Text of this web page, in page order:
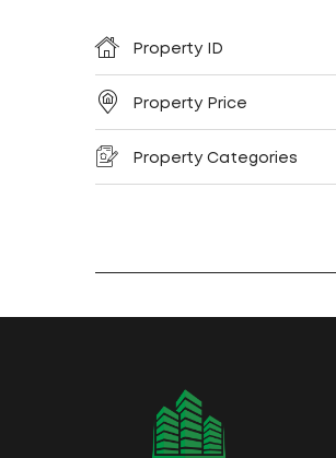
Property ID
Property Price
Property Categories